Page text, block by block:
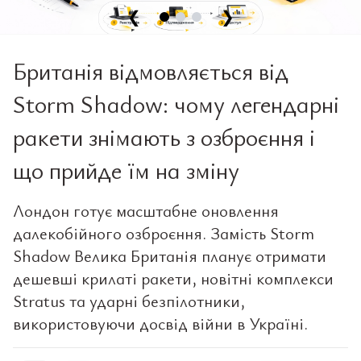
❮ ❯
Британія відмовляється від
Storm Shadow: чому легендарні
ракети знімають з озброєння і
що прийде їм на зміну
Лондон готує масштабне оновлення
далекобійного озброєння. Замість Storm
Shadow Велика Британія планує отримати
дешевші крилаті ракети, новітні комплекси
Stratus та ударні безпілотники,
використовуючи досвід війни в Україні.